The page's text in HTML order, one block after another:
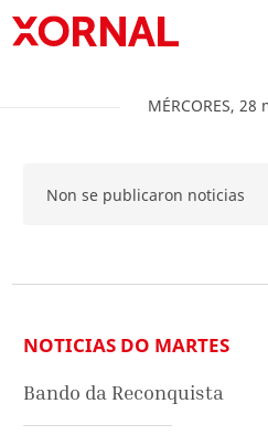
MÉRCORES, 28
Non se publicaron noticias
NOTICIAS DO MARTES
Bando da Reconquista